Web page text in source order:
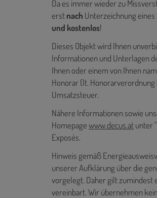
Da es immer wieder zu
erstnach Unterzeichnung
und kostenlos!
Dieses Objekt wird Ihnen
Informationen und Unterlagen
Ihnen oder einem von Ihnen
Honorar (lt.
Umsatzsteuer.
Nähere Informationen sowie
Homepagewww.decus.atunter
Exposés.
Hinweis gemäß
unserer Aufklärung über die
vorgelegt. Daher gilt zumindest
vereinbart. Wir übernehmen